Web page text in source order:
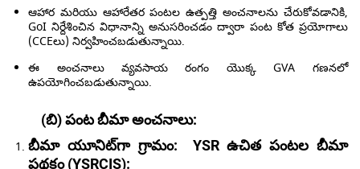
ఆహార మరియు ఆహారేతర పంటల ఉత్పత్తి అంచనాలను చేరుకోవడానికి,
GoI నిర్దేశించిన విధానాన్ని అనుసరించడం ద్వారా పంట కోత ప్రయోగాలు
(CCEలు) నిర్వహించబడుతున్నాయి.
ఈ అంచనాలు వ్యవసాయ రంగం యొక్క GVA గణనలో
ఉపయోగించబడుతున్నాయి.
(బి) పంట బీమా అంచనాలు:
బీమా యూనిట్‌గా గ్రామం: YSR ఉచిత పంటల బీమా
పథకం (YSRCIS):